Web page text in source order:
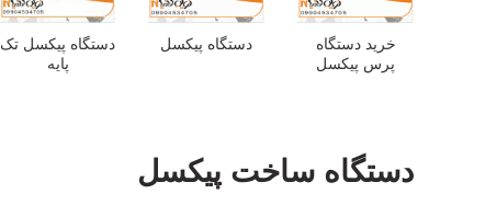
خرید دستگاه
پرس پیکسل
دستگاه پیکسل
دستگاه پیکسل تک
پایه
دستگاه ساخت پیکسل